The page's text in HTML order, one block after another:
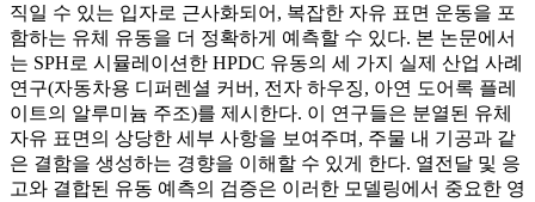
직일 수 있는 입자로 근사화되어, 복잡한 자유 표면 운동을 포
함하는 유체 유동을 더 정확하게 예측할 수 있다. 본 논문에서
는 SPH로 시뮬레이션한 HPDC 유동의 세 가지 실제 산업 사례
연구(자동차용 디퍼렌셜 커버, 전자 하우징, 아연 도어록 플레
이트의 알루미늄 주조)를 제시한다. 이 연구들은 분열된 유체
자유 표면의 상당한 세부 사항을 보여주며, 주물 내 기공과 같
은 결함을 생성하는 경향을 이해할 수 있게 한다. 열전달 및 응
고와 결합된 유동 예측의 검증은 이러한 모델링에서 중요한 영